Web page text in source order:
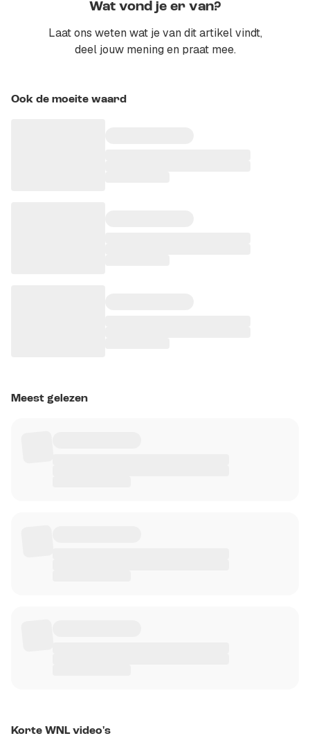
Wat vond je er van?
Laat ons weten wat je van dit artikel vindt,
deel jouw mening en praat mee.
Ook de moeite waard
Meest gelezen
Korte WNL video's